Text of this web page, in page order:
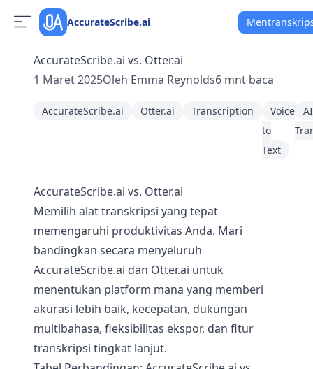
AccurateScribe.ai
AccurateScribe.ai vs. Otter.ai
1 Maret 2025Oleh Emma Reynolds6 mnt baca
AccurateScribe.ai Otter.ai Transcription
Voice
to
Text
AI
AccurateScribe.ai vs. Otter.ai
Memilih alat transkripsi yang tepat
memengaruhi produktivitas Anda. Mari
bandingkan secara menyeluruh
AccurateScribe.ai dan Otter.ai untuk
menentukan platform mana yang memberi
akurasi lebih baik, kecepatan, dukungan
multibahasa, fleksibilitas ekspor, dan fitur
transkripsi tingkat lanjut.